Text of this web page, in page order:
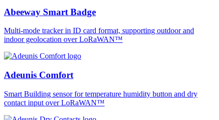
Abeeway Smart Badge
Multi-mode tracker in ID card format, supporting outdoor and
indoor geolocation over LoRaWAN™
Adeunis Comfort
Smart Building sensor for temperature humidity button and dry
contact input over LoRaWAN™